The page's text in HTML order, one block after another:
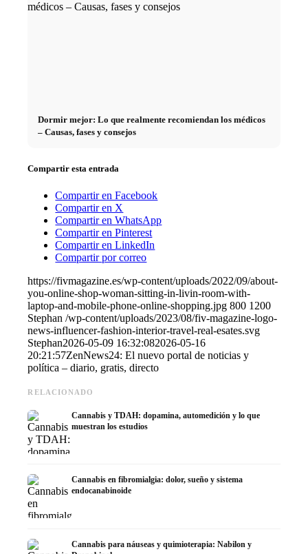
Dormir mejor: Lo que realmente recomiendan los médicos
– Causas, fases y consejos
Compartir esta entrada
Compartir en Facebook
Compartir en X
Compartir en WhatsApp
Compartir en Pinterest
Compartir en LinkedIn
Compartir por correo
https://fivmagazine.es/wp-content/uploads/2022/09/about-
you-online-shop-woman-sitting-in-livin-room-with-
laptop-and-mobile-phone-online-shopping.jpg 800 1200
Stephan /wp-content/uploads/2023/08/fiv-magazine-logo-
news-influencer-fashion-interior-travel-real-esates.svg
Stephan2026-05-09 16:32:082026-05-16
20:21:57ZenNews24: El nuevo portal de noticias y
política – diario, gratis, directo
RELACIONADO
Cannabis y TDAH: dopamina, automedición y lo que
muestran los estudios
Cannabis en fibromialgia: dolor, sueño y sistema
endocanabinoide
Cannabis para náuseas y quimioterapia: Nabilon y